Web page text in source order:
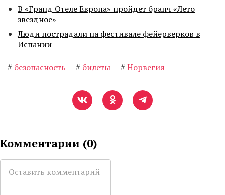
В «Гранд Отеле Европа» пройдет бранч «Лето
звездное»
Люди пострадали на фестивале фейерверков в
Испании
# безопасность # билеты # Норвегия
Комментарии (0)